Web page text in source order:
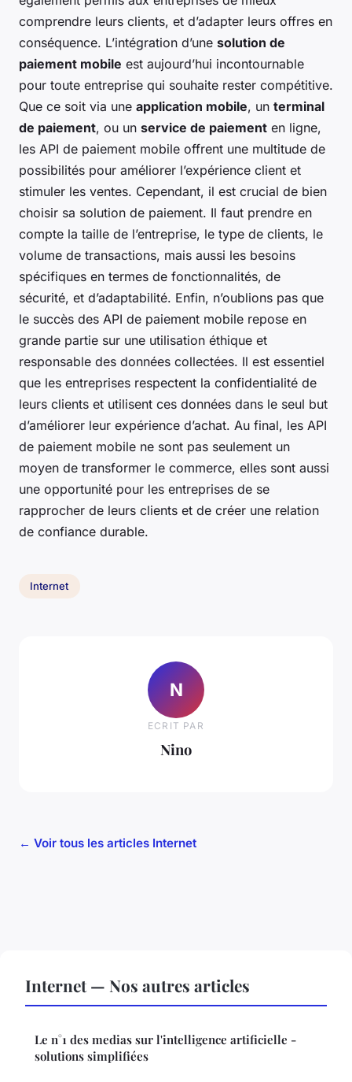
comprendre leurs clients, et d’adapter leurs offres en
conséquence. L’intégration d’une solution de
paiement mobile est aujourd’hui incontournable
pour toute entreprise qui souhaite rester compétitive.
Que ce soit via une application mobile, un terminal
de paiement, ou un service de paiement en ligne,
les API de paiement mobile offrent une multitude de
possibilités pour améliorer l’expérience client et
stimuler les ventes. Cependant, il est crucial de bien
choisir sa solution de paiement. Il faut prendre en
compte la taille de l’entreprise, le type de clients, le
volume de transactions, mais aussi les besoins
spécifiques en termes de fonctionnalités, de
sécurité, et d’adaptabilité. Enfin, n’oublions pas que
le succès des API de paiement mobile repose en
grande partie sur une utilisation éthique et
responsable des données collectées. Il est essentiel
que les entreprises respectent la confidentialité de
leurs clients et utilisent ces données dans le seul but
d’améliorer leur expérience d’achat. Au final, les API
de paiement mobile ne sont pas seulement un
moyen de transformer le commerce, elles sont aussi
une opportunité pour les entreprises de se
rapprocher de leurs clients et de créer une relation
de confiance durable.
Internet
N
ECRIT PAR
Nino
← Voir tous les articles Internet
Internet — Nos autres articles
Le n°1 des medias sur l'intelligence artificielle -
solutions simplifiées